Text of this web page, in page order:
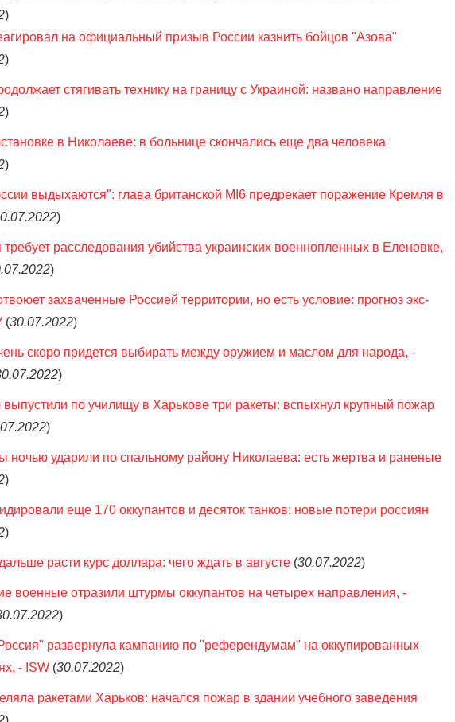
)
на официальный призыв России казнить бойцов "Азова"
)
стягивать технику на границу с Украиной: названо направление
)
в Николаеве: в больнице скончались еще два человека
)
выдыхаются": глава британской MI6 предрекает поражение Кремля в
)
требует расследования убийства украинских военнопленных в Еленовке,
)
захваченные Россией территории, но есть условие: прогноз экс-
(30.07.2022)
скоро придется выбирать между оружием и маслом для народа, -
)
выпустили по училищу в Харькове три ракеты: вспыхнул крупный пожар
)
ночью ударили по спальному району Николаева: есть жертва и раненые
)
еще 170 оккупантов и десяток танков: новые потери россиян
)
расти курс доллара: чего ждать в августе (30.07.2022)
военные отразили штурмы оккупантов на четырех направления, -
)
развернула кампанию по "референдумам" на оккупированных
- ISW (30.07.2022)
ракетами Харьков: начался пожар в здании учебного заведения